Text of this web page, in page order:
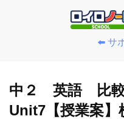
⬅️ サ
中２ 英語 比
Unit7【授業案】